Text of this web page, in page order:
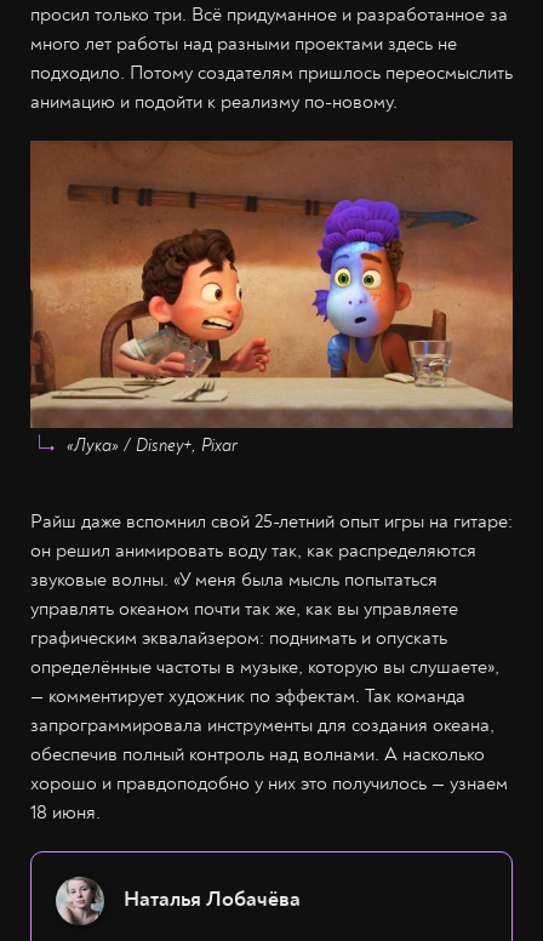
просил только три. Всё придуманное и разработанное за
много лет работы над разными проектами здесь не
подходило. Потому создателям пришлось переосмыслить
анимацию и подойти к реализму по-новому.
«Лука» / Disney+, Pixar
Райш даже вспомнил свой 25-летний опыт игры на гитаре:
он решил анимировать воду так, как распределяются
звуковые волны. «У меня была мысль попытаться
управлять океаном почти так же, как вы управляете
графическим эквалайзером: поднимать и опускать
определённые частоты в музыке, которую вы слушаете»,
— комментирует художник по эффектам. Так команда
запрограммировала инструменты для создания океана,
обеспечив полный контроль над волнами. А насколько
хорошо и правдоподобно у них это получилось — узнаем
18 июня.
Наталья Лобачёва